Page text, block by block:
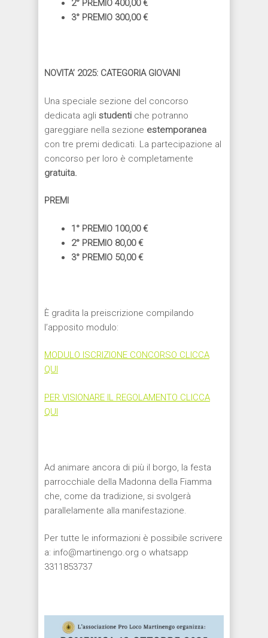
2° PREMIO 400,00 €
3° PREMIO 300,00 €
NOVITA’ 2025: CATEGORIA GIOVANI
Una speciale sezione del concorso
dedicata agli studenti che potranno
gareggiare nella sezione estemporanea
con tre premi dedicati. La partecipazione al
concorso per loro è completamente
gratuita.
PREMI
1° PREMIO 100,00 €
2° PREMIO 80,00 €
3° PREMIO 50,00 €
È gradita la preiscrizione compilando
l’apposito modulo:
MODULO ISCRIZIONE CONCORSO CLICCA
QUI
PER VISIONARE IL REGOLAMENTO CLICCA
QUI
Ad animare ancora di più il borgo, la festa
parrocchiale della Madonna della Fiamma
che, come da tradizione, si svolgerà
parallelamente alla manifestazione.
Per tutte le informazioni è possibile scrivere
a: info@martinengo.org o whatsapp
3311853737